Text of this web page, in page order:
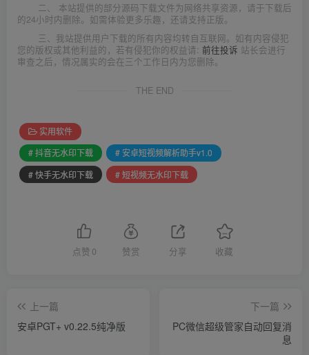
二、 本站提供的部分源码下载文件为网络共享资源，请于下载后
的24小时内删除。如需体验更多乐趣，还请支持正版。
三、我站提供用户下载的所有内容均转自互联网。如有内容侵犯
您的版权或其他利益的，若有侵犯你的权益请: 前往投诉 站长会进行
审查之后，情况属实的会在三个工作日内为您删除。
THE END
实用软件
# 抖音无水印下载
# 安卓短视频解析助手v1.0
# 快手无水印下载
# 短视频无水印下载
点赞 0 赞赏 分享 收藏
上一篇
安卓PGT+ v0.22.5纯净版
下一篇
PC微信超级管家自动回复消
息